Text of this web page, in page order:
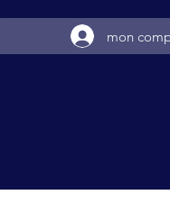
mon